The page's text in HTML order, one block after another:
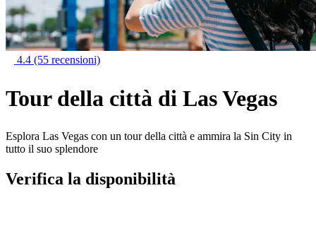
4.4 (55 recensioni)
Tour della città di Las Vegas
Esplora Las Vegas con un tour della città e ammira la Sin City in
tutto il suo splendore
Verifica la disponibilità